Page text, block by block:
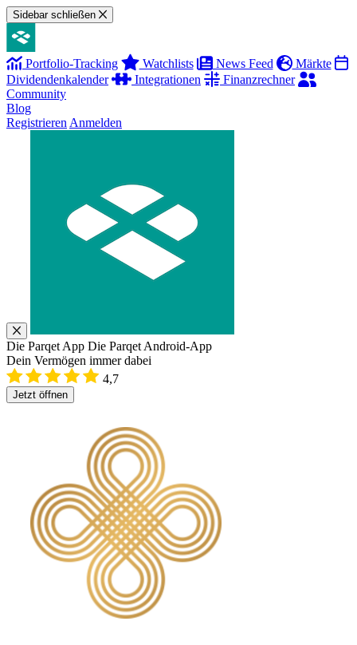
Sidebar schließen
Portfolio-Tracking Watchlists News Feed
Märkte
Dividendenkalender
Integrationen
Finanzrechner
Community
Blog
Registrieren Anmelden
Die Parqet App Die Parqet Android-App
Dein Vermögen immer dabei
4,7
Jetzt öffnen